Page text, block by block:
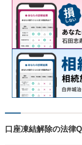
口座凍結解除の法律